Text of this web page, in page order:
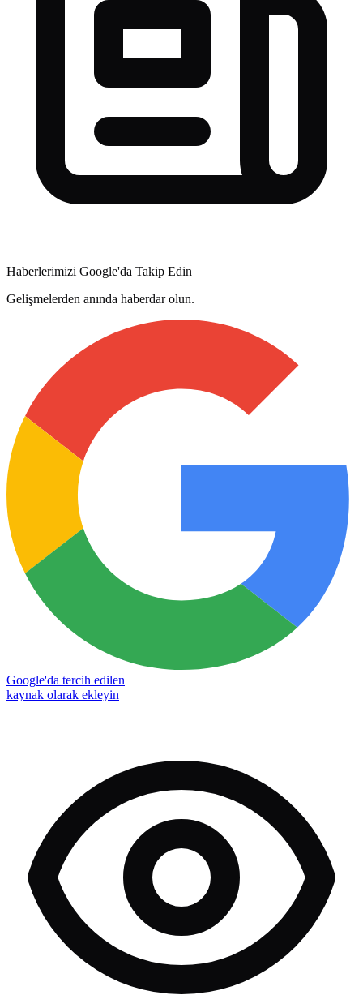
Haberlerimizi Google'da Takip Edin
Gelişmelerden anında haberdar olun.
Google'da tercih edilen
kaynak olarak ekleyin